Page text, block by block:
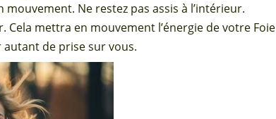
Ne restez pas assis à l’intérieur.
Cela mettra en mouvement l’énergie de votre Foie
de prise sur vous.